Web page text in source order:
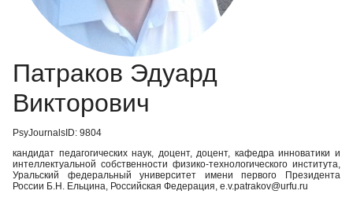
Патраков Эдуард
Викторович
PsyJournalsID: 9804
кандидат педагогических наук, доцент, доцент, кафедра инноватики и
интеллектуальной собственности физико-технологического института,
Уральский федеральный университет имени первого Президента
России Б.Н. Ельцина, Российская Федерация, e.v.patrakov@urfu.ru